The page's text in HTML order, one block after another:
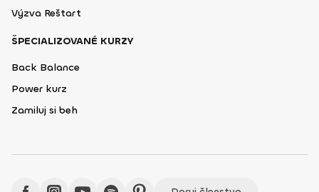
Výzva Reštart
ŠPECIALIZOVANÉ KURZY
Back Balance
Power kurz
Zamiluj si beh